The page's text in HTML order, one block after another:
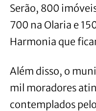
Serão, 800
700 na Olaria e
Harmonia que
Além disso, o
mil moradores
contemplados